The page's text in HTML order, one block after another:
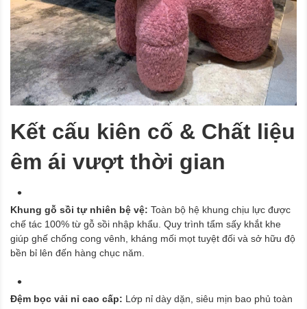
Kết cấu kiên cố & Chất liệu
êm ái vượt thời gian
Khung gỗ sồi tự nhiên bệ vệ: Toàn bộ hệ khung chịu lực được
chế tác 100% từ gỗ sồi nhập khẩu. Quy trình tẩm sấy khắt khe
giúp ghế chống cong vênh, kháng mối mọt tuyệt đối và sở hữu độ
bền bỉ lên đến hàng chục năm.
Đệm bọc vải nỉ cao cấp: Lớp nỉ dày dặn, siêu mịn bao phủ toàn